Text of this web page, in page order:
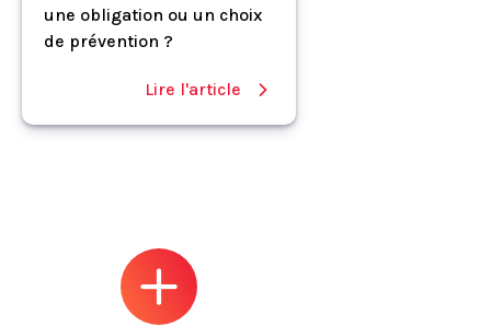
une obligation ou un choix
de prévention ?
Lire l'article